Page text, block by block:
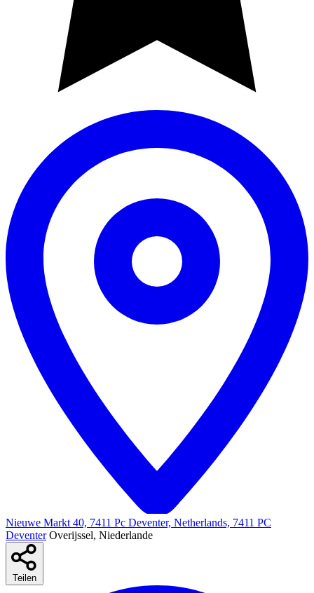
Nieuwe Markt 40, 7411 Pc Deventer, Netherlands, 7411 PC
Deventer Overijssel, Niederlande
Teilen